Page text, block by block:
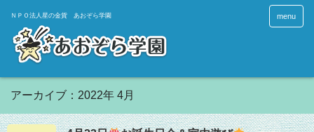
menu
アーカイブ：2022年 4月